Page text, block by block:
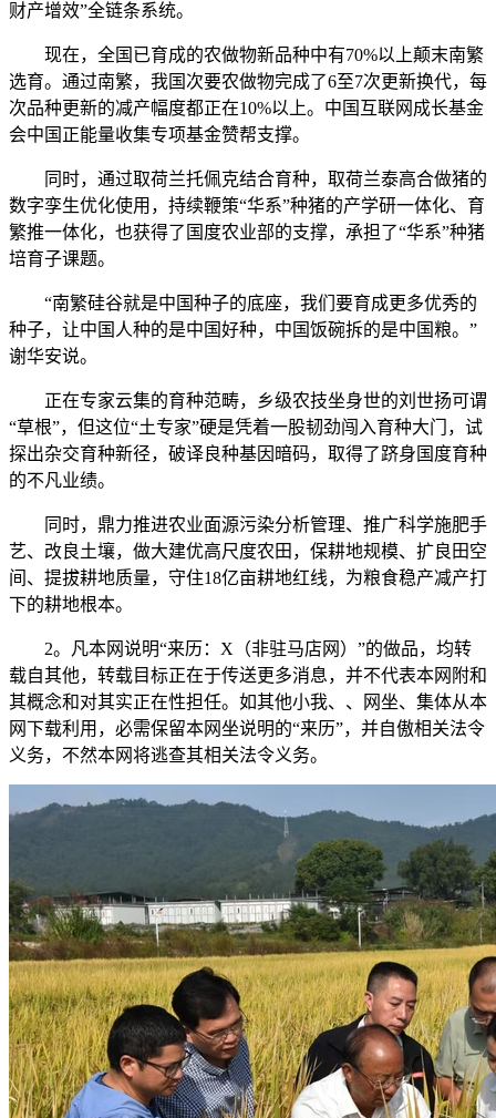
财产增效”全链条系统。
现在，全国已育成的农做物新品种中有70%以上颠末南繁
选育。通过南繁，我国次要农做物完成了6至7次更新换代，每
次品种更新的减产幅度都正在10%以上。中国互联网成长基金
会中国正能量收集专项基金赞帮支撑。
同时，通过取荷兰托佩克结合育种，取荷兰泰高合做猪的
数字孪生优化使用，持续鞭策“华系”种猪的产学研一体化、育
繁推一体化，也获得了国度农业部的支撑，承担了“华系”种猪
培育子课题。
“南繁硅谷就是中国种子的底座，我们要育成更多优秀的
种子，让中国人种的是中国好种，中国饭碗拆的是中国粮。”
谢华安说。
正在专家云集的育种范畴，乡级农技坐身世的刘世扬可谓
“草根”，但这位“土专家”硬是凭着一股韧劲闯入育种大门，试
探出杂交育种新径，破译良种基因暗码，取得了跻身国度育种
的不凡业绩。
同时，鼎力推进农业面源污染分析管理、推广科学施肥手
艺、改良土壤，做大建优高尺度农田，保耕地规模、扩良田空
间、提拔耕地质量，守住18亿亩耕地红线，为粮食稳产减产打
下的耕地根本。
2。凡本网说明“来历：X（非驻马店网）”的做品，均转
载自其他，转载目标正在于传送更多消息，并不代表本网附和
其概念和对其实正在性担任。如其他小我、、网坐、集体从本
网下载利用，必需保留本网坐说明的“来历”，并自傲相关法令
义务，不然本网将逃查其相关法令义务。